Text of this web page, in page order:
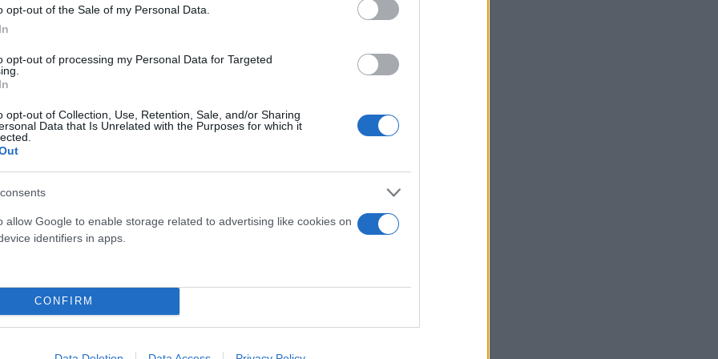
opt-out of the Sale of my Personal Data.
opt-out of processing my Personal Data for Targeted
opt-out of Collection, Use, Retention, Sale, and/or Sharing
Data that Is Unrelated with the Purposes for which it
allow Google to enable storage related to advertising like cookies on
identifiers in apps.
CONFIRM
στο πεζοδρόμιο
της 15χρονης στη Ραφήνα
του γιου της στην Εύβοια
στη Μαγούλα - Η καταγγελία των γονιών της 8χρονης
μαθήτρια Εύβοια